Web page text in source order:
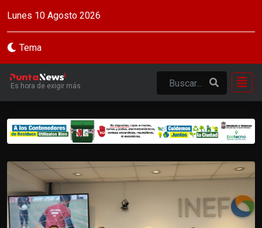
Lunes 10 Agosto 2026
Tema
Es hora de exigir más